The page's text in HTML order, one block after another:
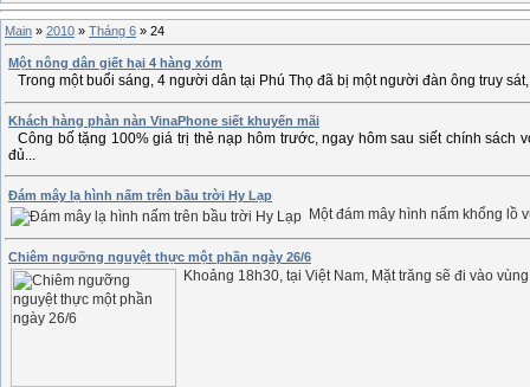
Main » 2010 » Tháng 6 » 24
Một nông dân giết hại 4 hàng xóm
Trong một buổi sáng, 4 người dân tại Phú Thọ đã bị một người đàn ông truy
Khách hàng phàn nàn VinaPhone siết khuyến mãi
Công bố tặng 100% giá trị thẻ nạp hôm trước, ngay hôm sau siết chính
đủ...
Đám mây lạ hình nấm trên bầu trời Hy Lạp
Một đám mây hình nấm khổng lồ
Chiêm ngưỡng nguyệt thực một phần ngày 26/6
Khoảng 18h30, tại Việt Nam, Mặt trăng sẽ đi vào